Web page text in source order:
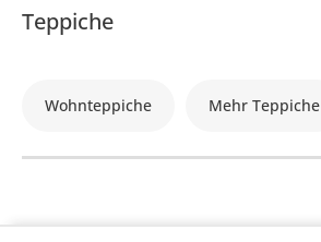
Teppiche
Wohnteppiche Mehr Teppiche